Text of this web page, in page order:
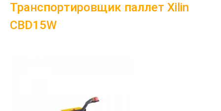
Транспортировщик паллет Xilin
CBD15W